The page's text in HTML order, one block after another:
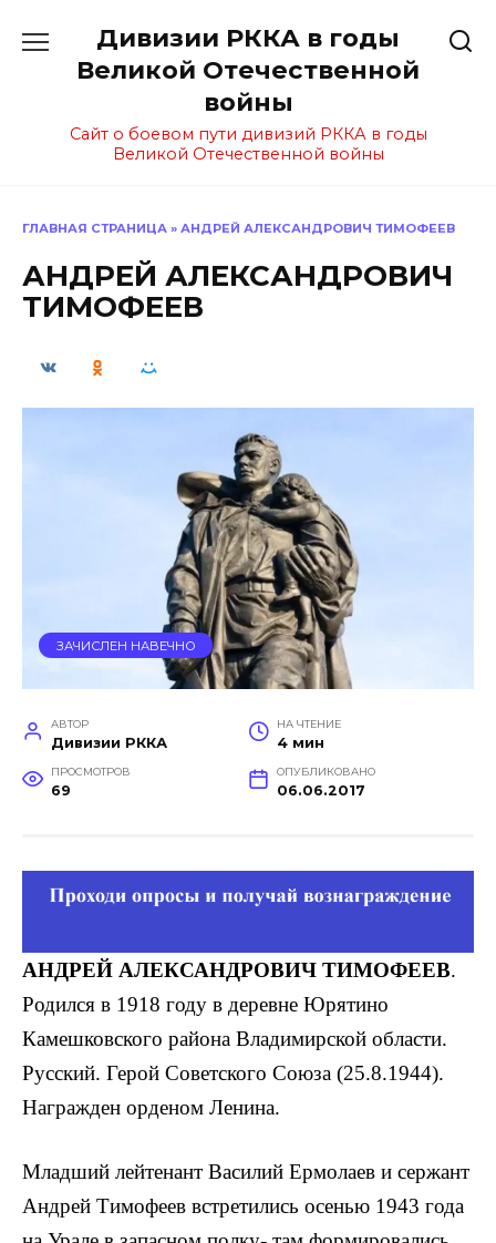
содержанию
Дивизии РККА в годы
Великой Отечественной
войны
Сайт о боевом пути дивизий РККА в годы
Великой Отечественной войны
ГЛАВНАЯ СТРАНИЦА » АНДРЕЙ АЛЕКСАНДРОВИЧ ТИМОФЕЕВ
АНДРЕЙ АЛЕКСАНДРОВИЧ
ТИМОФЕЕВ
ЗАЧИСЛЕН НАВЕЧНО
АВТОР
Дивизии РККА
НА ЧТЕНИЕ
4 мин
ПРОСМОТРОВ
69
ОПУБЛИКОВАНО
06.06.2017
АНДРЕЙ АЛЕКСАНДРОВИЧ ТИМОФЕЕВ.
Родился в 1918 году в деревне Юрятино
Камешковского района Владимирской области.
Русский. Герой Советского Союза (25.8.1944).
Награжден орденом Ленина.
Младший лейтенант Васи­лий Ермолаев и сержант
Андрей Тимофеев встретились осенью 1943 года